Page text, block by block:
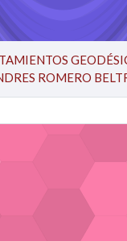
ROMERO
DEL RIESGO